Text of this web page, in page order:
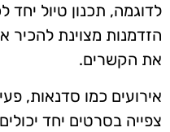
לדוגמה, תכנון טיול יחד
הזדמנות מצוינת להכיר
את הקשרים.
אירועים כמו סדנאות,
צפייה בסרטים יחד